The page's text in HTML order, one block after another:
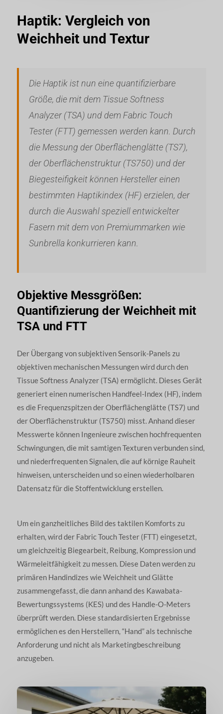
Haptik: Vergleich von
Weichheit und Textur
Die Haptik ist nun eine quantifizierbare
Größe, die mit dem Tissue Softness
Analyzer (TSA) und dem Fabric Touch
Tester (FTT) gemessen werden kann. Durch
die Messung der Oberflächenglätte (TS7),
der Oberflächenstruktur (TS750) und der
Biegesteifigkeit können Hersteller einen
bestimmten Haptikindex (HF) erzielen, der
durch die Auswahl speziell entwickelter
Fasern mit dem von Premiummarken wie
Sunbrella konkurrieren kann.
Objektive Messgrößen:
Quantifizierung der Weichheit mit
TSA und FTT
Der Übergang von subjektiven Sensorik-Panels zu
objektiven mechanischen Messungen wird durch den
Tissue Softness Analyzer (TSA) ermöglicht. Dieses Gerät
generiert einen numerischen Handfeel-Index (HF), indem
es die Frequenzspitzen der Oberflächenglätte (TS7) und
der Oberflächenstruktur (TS750) misst. Anhand dieser
Messwerte können Ingenieure zwischen hochfrequenten
Schwingungen, die mit samtigen Texturen verbunden sind,
und niederfrequenten Signalen, die auf körnige Rauheit
hinweisen, unterscheiden und so einen wiederholbaren
Datensatz für die Stoffentwicklung erstellen.
Um ein ganzheitliches Bild des taktilen Komforts zu
erhalten, wird der Fabric Touch Tester (FTT) eingesetzt,
um gleichzeitig Biegearbeit, Reibung, Kompression und
Wärmeleitfähigkeit zu messen. Diese Daten werden zu
primären Handindizes wie Weichheit und Glätte
zusammengefasst, die dann anhand des Kawabata-
Bewertungssystems (KES) und des Handle-O-Meters
überprüft werden. Diese standardisierten Ergebnisse
ermöglichen es den Herstellern, “Hand” als technische
Anforderung und nicht als Marketingbeschreibung
anzugeben.